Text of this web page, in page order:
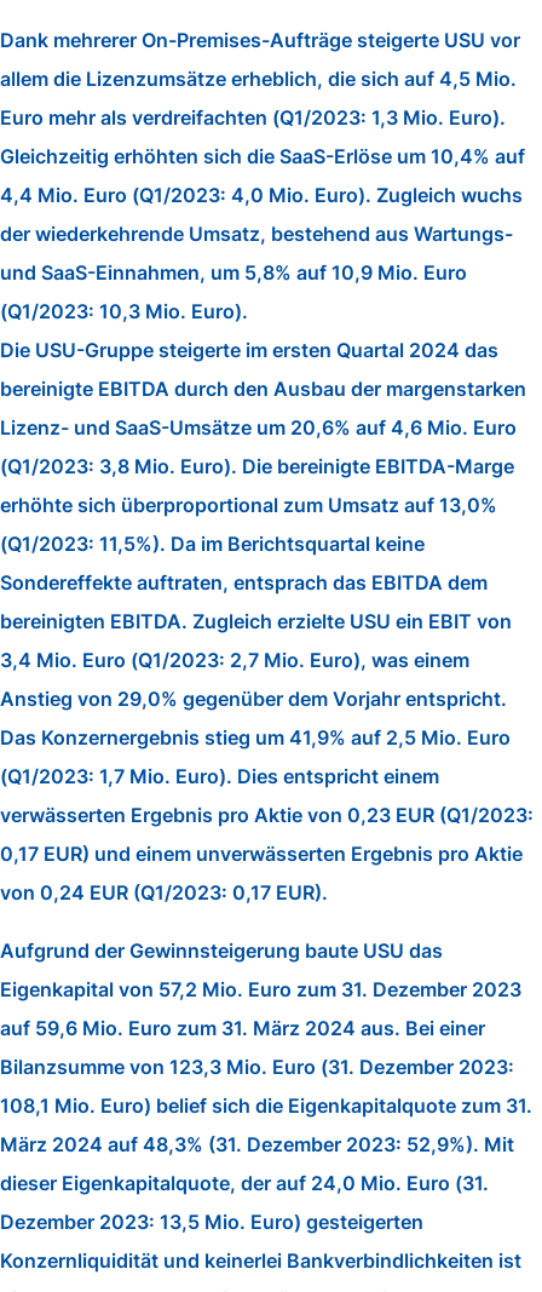
Dank mehrerer On-Premises-Aufträge steigerte USU vor
allem die Lizenzumsätze erheblich, die sich auf 4,5 Mio.
Euro mehr als verdreifachten (Q1/2023: 1,3 Mio. Euro).
Gleichzeitig erhöhten sich die SaaS-Erlöse um 10,4% auf
4,4 Mio. Euro (Q1/2023: 4,0 Mio. Euro). Zugleich wuchs
der wiederkehrende Umsatz, bestehend aus Wartungs-
und SaaS-Einnahmen, um 5,8% auf 10,9 Mio. Euro
(Q1/2023: 10,3 Mio. Euro).
Die USU-Gruppe steigerte im ersten Quartal 2024 das
bereinigte EBITDA durch den Ausbau der margenstarken
Lizenz- und SaaS-Umsätze um 20,6% auf 4,6 Mio. Euro
(Q1/2023: 3,8 Mio. Euro). Die bereinigte EBITDA-Marge
erhöhte sich überproportional zum Umsatz auf 13,0%
(Q1/2023: 11,5%). Da im Berichtsquartal keine
Sondereffekte auftraten, entsprach das EBITDA dem
bereinigten EBITDA. Zugleich erzielte USU ein EBIT von
3,4 Mio. Euro (Q1/2023: 2,7 Mio. Euro), was einem
Anstieg von 29,0% gegenüber dem Vorjahr entspricht.
Das Konzernergebnis stieg um 41,9% auf 2,5 Mio. Euro
(Q1/2023: 1,7 Mio. Euro). Dies entspricht einem
verwässerten Ergebnis pro Aktie von 0,23 EUR (Q1/2023:
0,17 EUR) und einem unverwässerten Ergebnis pro Aktie
von 0,24 EUR (Q1/2023: 0,17 EUR).
Aufgrund der Gewinnsteigerung baute USU das
Eigenkapital von 57,2 Mio. Euro zum 31. Dezember 2023
auf 59,6 Mio. Euro zum 31. März 2024 aus. Bei einer
Bilanzsumme von 123,3 Mio. Euro (31. Dezember 2023:
108,1 Mio. Euro) belief sich die Eigenkapitalquote zum 31.
März 2024 auf 48,3% (31. Dezember 2023: 52,9%). Mit
dieser Eigenkapitalquote, der auf 24,0 Mio. Euro (31.
Dezember 2023: 13,5 Mio. Euro) gesteigerten
Konzernliquidität und keinerlei Bankverbindlichkeiten ist